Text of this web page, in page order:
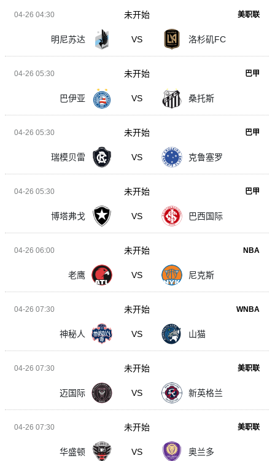
04-26 04:30 美职联
明尼苏达 VS 洛杉矶FC
未开始
04-26 05:30 巴甲
巴伊亚 VS 桑托斯
未开始
04-26 05:30 巴甲
瑞模贝雷 VS 克鲁塞罗
未开始
04-26 05:30 巴甲
博塔弗戈 VS 巴西国际
未开始
04-26 06:00 NBA
老鹰 VS 尼克斯
未开始
04-26 07:30 WNBA
神秘人 VS 山猫
未开始
04-26 07:30 美职联
迈国际 VS 新英格兰
未开始
04-26 07:30 美职联
华盛顿 VS 奥兰多
未开始